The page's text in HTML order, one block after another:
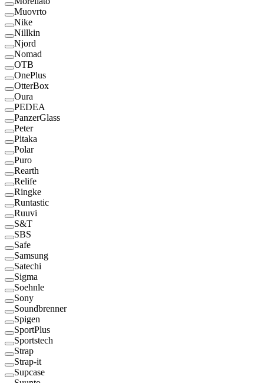
Muovrto
Nike
Nillkin
Njord
Nomad
OTB
OnePlus
OtterBox
Oura
PEDEA
PanzerGlass
Peter
Pitaka
Polar
Puro
Rearth
Relife
Ringke
Runtastic
Ruuvi
S&T
SBS
Safe
Samsung
Satechi
Sigma
Soehnle
Sony
Soundbrenner
Spigen
SportPlus
Sportstech
Strap
Strap-it
Supcase